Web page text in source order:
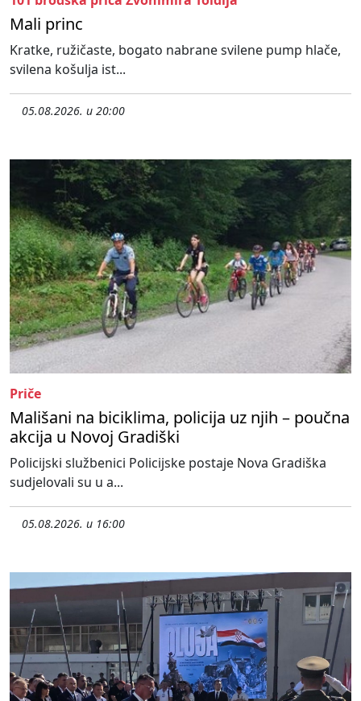
Mali princ
Kratke, ružičaste, bogato nabrane svilene pump hlače,
svilena košulja ist...
05.08.2026. u 20:00
Priče
Mališani na biciklima, policija uz njih – poučna
akcija u Novoj Gradiški
Policijski službenici Policijske postaje Nova Gradiška
sudjelovali su u a...
05.08.2026. u 16:00